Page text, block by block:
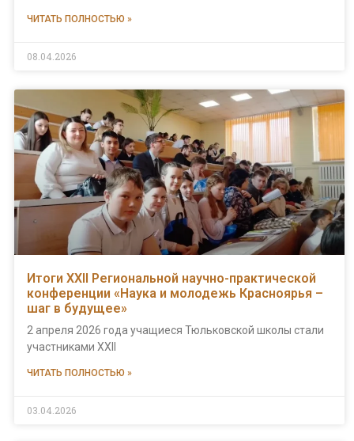
ЧИТАТЬ ПОЛНОСТЬЮ »
08.04.2026
Итоги XXII Региональной научно-практической
конференции «Наука и молодежь Красноярья –
шаг в будущее»
2 апреля 2026 года учащиеся Тюльковской школы стали
участниками XXII
ЧИТАТЬ ПОЛНОСТЬЮ »
03.04.2026